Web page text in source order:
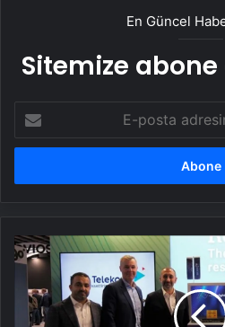
En Güncel
Sitemize
posta
adresinizi
Türk
Telekom'un
Insight